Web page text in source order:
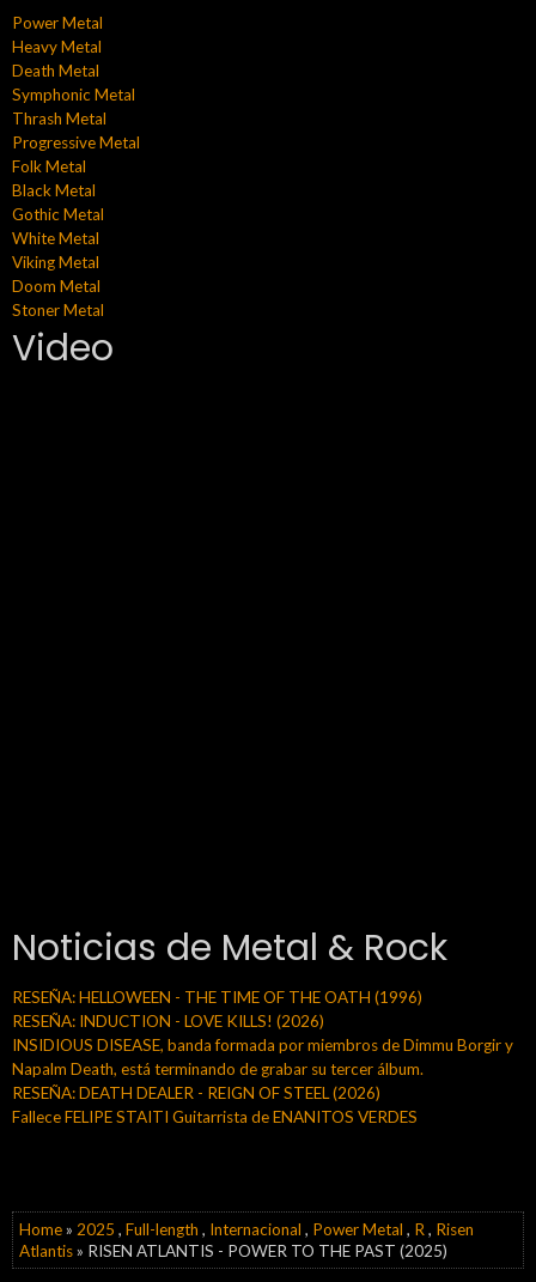
Power Metal
Heavy Metal
Death Metal
Symphonic Metal
Thrash Metal
Progressive Metal
Folk Metal
Black Metal
Gothic Metal
White Metal
Viking Metal
Doom Metal
Stoner Metal
Video
Noticias de Metal & Rock
RESEÑA: HELLOWEEN - THE TIME OF THE OATH (1996)
RESEÑA: INDUCTION - LOVE KILLS! (2026)
INSIDIOUS DISEASE, banda formada por miembros de Dimmu Borgir y
Napalm Death, está terminando de grabar su tercer álbum.
RESEÑA: DEATH DEALER - REIGN OF STEEL (2026)
Fallece FELIPE STAITI Guitarrista de ENANITOS VERDES
Home» 2025 , Full-length , Internacional , Power Metal , R , Risen
Atlantis» RISEN ATLANTIS - POWER TO THE PAST (2025)